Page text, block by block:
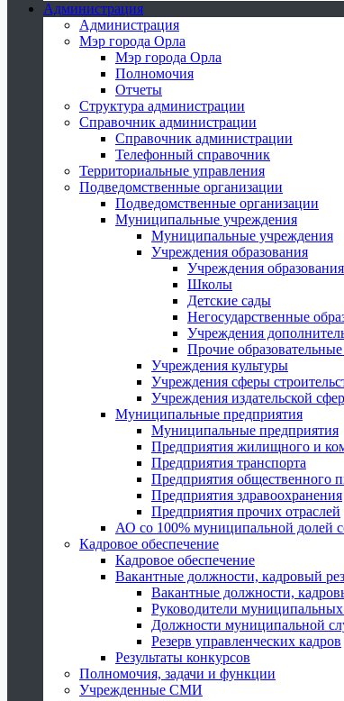
Администрация
Администрация
Мэр города Орла
Мэр города Орла
Полномочия
Отчеты
Структура администрации
Справочник администрации
Справочник администрации
Телефонный справочник
Территориальные управления
Подведомственные организации
Подведомственные организации
Муниципальные учреждения
Муниципальные учреждения
Учреждения образования
Учреждения образования
Школы
Детские сады
Негосударственные
Учреждения
Прочие
Учреждения культуры
Учреждения сферы
Учреждения издательской
Муниципальные предприятия
Муниципальные предприятия
Предприятия жилищного и
Предприятия транспорта
Предприятия общественного
Предприятия здравоохранения
Предприятия прочих отраслей
АО со 100% муниципальной долей
Кадровое обеспечение
Кадровое обеспечение
Вакантные должности, кадровый
Вакантные должности,
Руководители
Должности муниципальной
Резерв управленческих кадров
Результаты конкурсов
Полномочия, задачи и функции
Учрежденные СМИ